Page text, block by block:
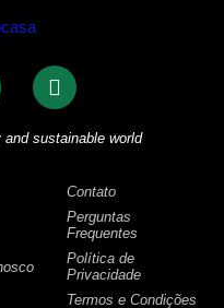
sustainable world
Contato
Perguntas
Frequentes
Política de
Privacidade
Termos e Condições